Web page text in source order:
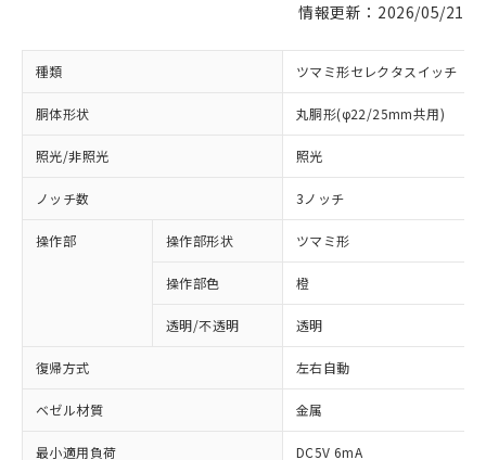
情報更新：2026/05/21
種類 ツマミ形セレクタスイッチ
胴体形状 丸胴形(φ22/25mm共用)
照光/非照光 照光
ノッチ数 3ノッチ
操作部 操作部形状 ツマミ形
操作部色 橙
透明/不透明 透明
復帰方式 左右自動
ベゼル材質 金属
最小適用負荷 DC5V 6mA